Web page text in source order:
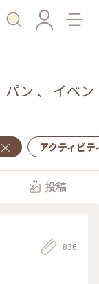
パン 、 イベン
アクティビテ
投稿
836